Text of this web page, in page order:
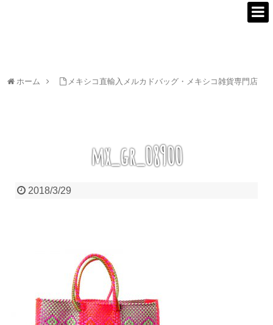
ホーム メキシコ直輸入メルカドバッグ・メキシコ雑貨専門店
mx_gr_08900
2018/3/29